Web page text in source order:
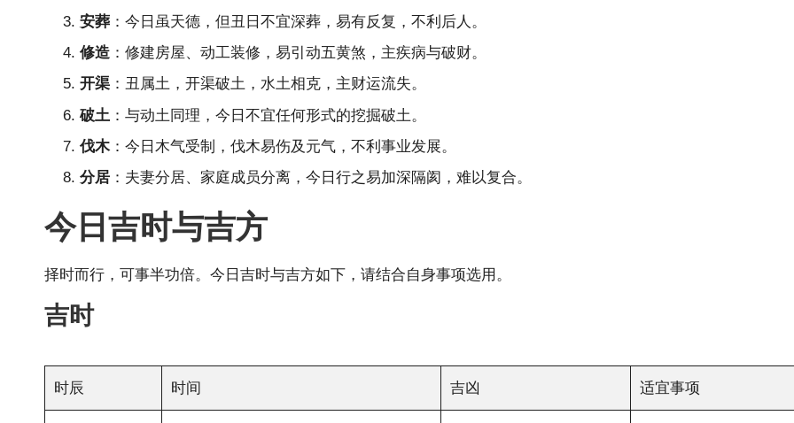
安葬 ：今日虽天德，但丑日不宜深葬，易有反复，不利后人。
修造 ：修建房屋、动工装修，易引动五黄煞，主疾病与破财。
开渠 ：丑属土，开渠破土，水土相克，主财运流失。
破土 ：与动土同理，今日不宜任何形式的挖掘破土。
伐木：今日木气受制，伐木易伤及元气，不利事业发展。
分居 ：夫妻分居、家庭成员分离，今日行之易加深隔阂，难以复合。
今日吉时与吉方
择时而行，可事半功倍。今日吉时与吉方如下，请结合自身事项选用。
吉时
时辰 时间 吉凶 适宜事项